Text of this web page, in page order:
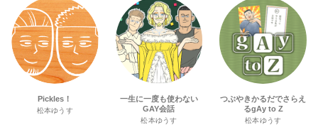
Pickles！
松本ゆうす
一生に一度も使わない
GAY会話
松本ゆうす
つぶやきかるだでさらえ
るgAy to Z
松本ゆうす